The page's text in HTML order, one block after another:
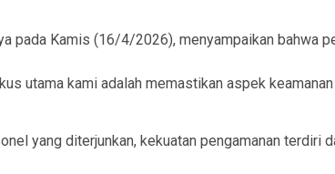
pada Kamis (16/4/2026), menyampaikan bahwa
utama kami adalah memastikan aspek
yang diterjunkan, kekuatan pengamanan terdiri